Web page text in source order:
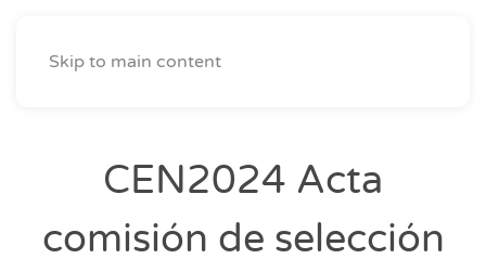
Skip to main content
CEN2024 Acta
comisión de selección